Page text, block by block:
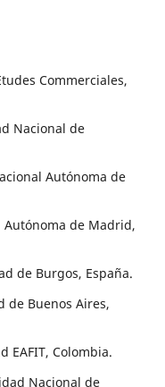
Commerciales,
Nacional de
Autónoma de
Autónoma de Madrid,
de Burgos, España.
de Buenos Aires,
EAFIT, Colombia.
Nacional de